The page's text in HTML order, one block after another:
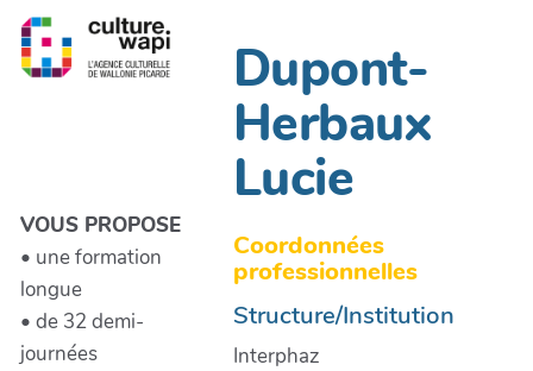
VOUS PROPOSE
• une formation
longue
• de 32 demi-
journées
Dupont-
Herbaux
Lucie
Coordonnées
professionnelles
Structure/Institution
Interphaz